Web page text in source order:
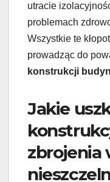
utracie
problemach
Wszystkie te
prowadząc do
konstrukcji
Jakie
zbrojenia